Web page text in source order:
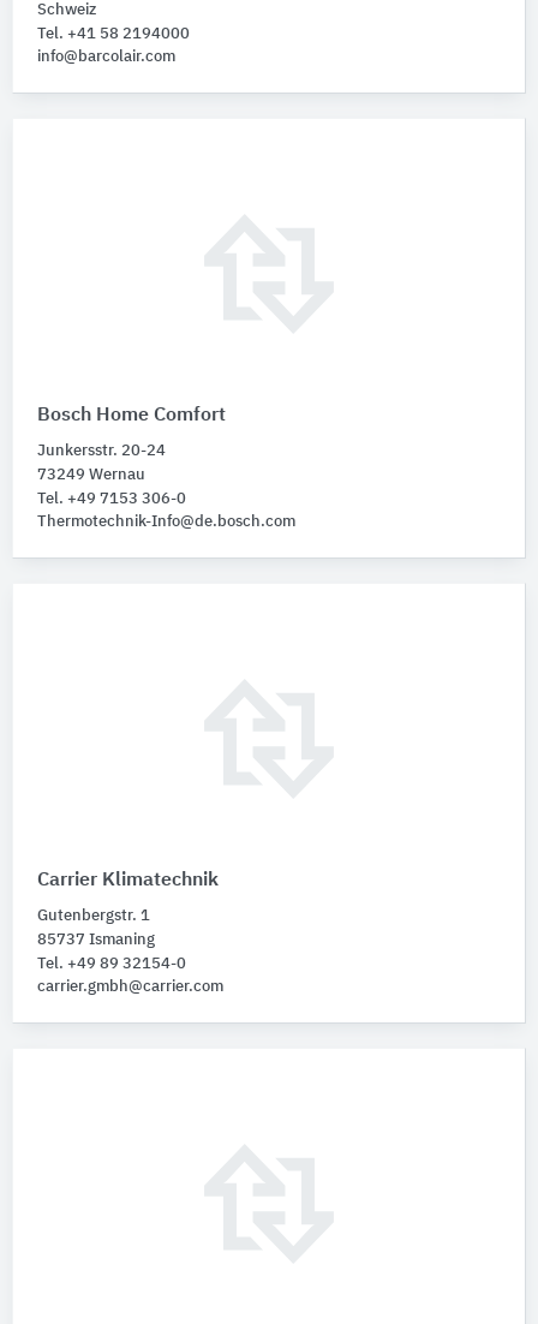
Schweiz
Tel. +41 58 2194000
info@barcolair.com
Bosch Home Comfort
Junkersstr. 20-24
73249 Wernau
Tel. +49 7153 306-0
Thermotechnik-Info@de.bosch.com
Carrier Klimatechnik
Gutenbergstr. 1
85737 Ismaning
Tel. +49 89 32154-0
carrier.gmbh@carrier.com